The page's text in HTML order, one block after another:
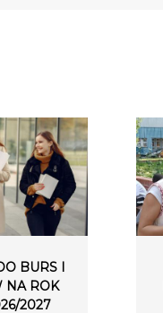
BURS I
NA ROK
2027